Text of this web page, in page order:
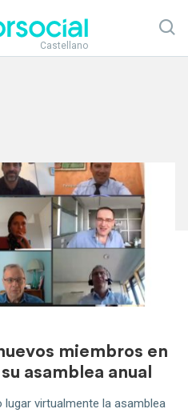
Castellano
miembros en
asamblea anual
virtualmente la asamblea